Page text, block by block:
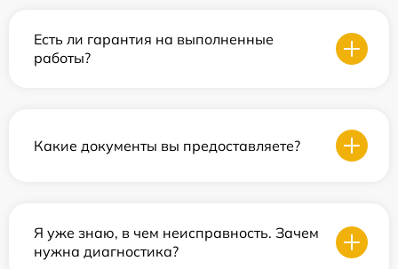
Есть ли гарантия на выполненные
работы?
Какие документы вы предоставляете?
Я уже знаю, в чем неисправность. Зачем
нужна диагностика?